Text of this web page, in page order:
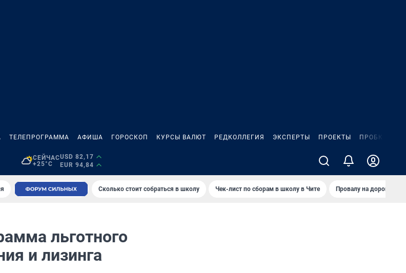
ТЕЛЕПРОГРАММА АФИША ГОРОСКОП КУРСЫ ВАЛЮТ РЕДКОЛЛЕГИЯ ЭКСПЕРТЫ ПРОЕКТЫ ПРОБКИ
СЕЙЧАС
+25°C
USD 82,17
EUR 94,84
Сколько стоит собраться в школу Чек-лист по сборам в школу в Чите Провалу на дороге
льготного
и лизинга